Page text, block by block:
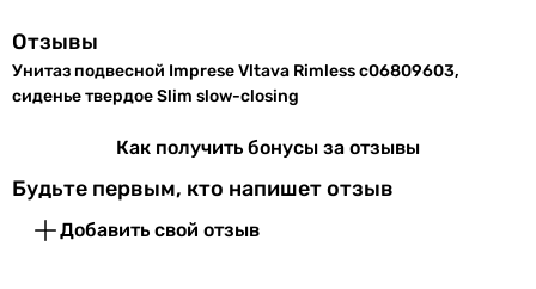
Особенности модели
безободковый унитаз (Rimless)
безободковый унитаз (Rimless)
безободковый унитаз (Rimless)
безободковый унитаз (Rimless)
безободковый унитаз (Rimless)
Отзывы
Унитаз подвесной Imprese Vltava Rimless c06809603,
сиденье твердое Slim slow-closing
Как получить бонусы за отзывы
Будьте первым, кто напишет отзыв
Добавить свой отзыв